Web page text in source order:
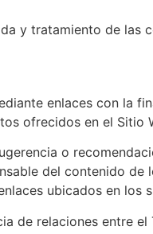
y tratamiento de las
enlaces con la
ofrecidos en el Sitio
o
del contenido
ubicados en
de relaciones entre